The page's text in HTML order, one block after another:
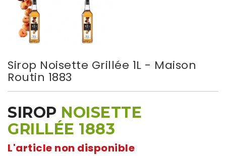
Sirop Noisette Grillée 1L - Maison
Routin 1883
SIROP NOISETTE
GRILLÉE 1883
L'article non disponible